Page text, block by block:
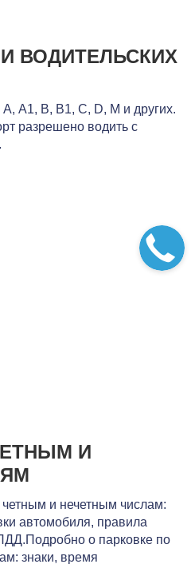
ВОДИТЕЛЬСКИХ
А1, В, В1, С, D, М и других.
разрешено водить с
И
и нечетным числам:
автомобиля, правила
о парковке по
знаки, время